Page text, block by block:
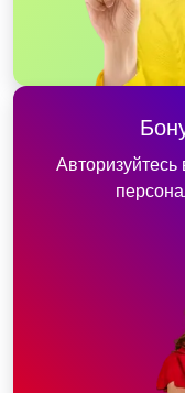
Авторизуйтесь